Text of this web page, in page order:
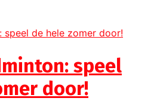
speel
door!